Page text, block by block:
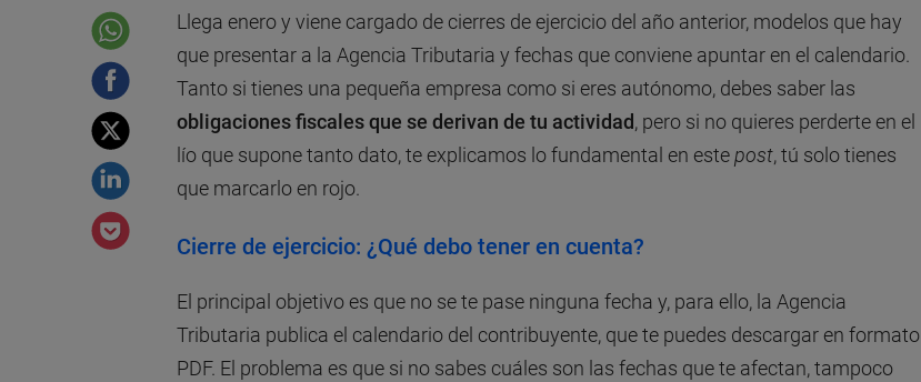
Llega enero y viene cargado de cierres de ejercicio del año anterior, modelos que hay
que presentar a la Agencia Tributaria y fechas que conviene apuntar en el calendario.
Tanto si tienes una pequeña empresa como si eres autónomo, debes saber las
obligaciones fiscales que se derivan de tu actividad, pero si no quieres perderte en el
lío que supone tanto dato, te explicamos lo fundamental en estepost, tú solo tienes
que marcarlo en rojo.
Cierre de ejercicio: ¿Qué debo tener en cuenta?
El principal objetivo es que no se te pase ninguna fecha y, para ello, la Agencia
Tributaria publica el calendario del contribuyente, que te puedes descargar en formato
PDF. El problema es que si no sabes cuáles son las fechas que te afectan, tampoco